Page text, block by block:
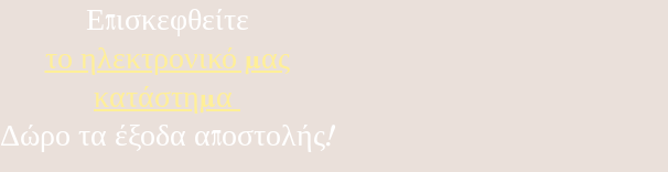
Επισκεφθείτε
το ηλεκτρονικό μας
κατάστημα
Δώρο τα έξοδα αποστολής!